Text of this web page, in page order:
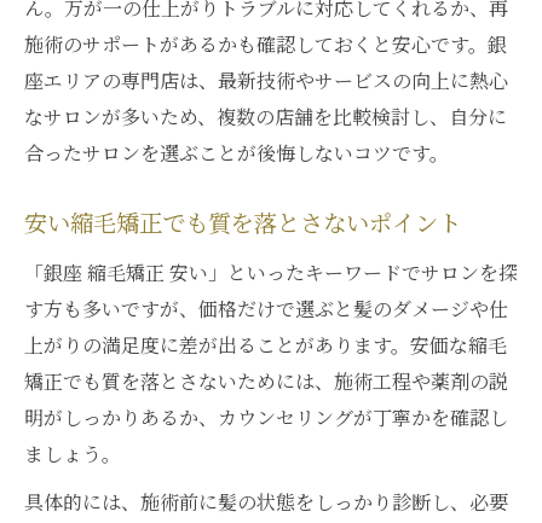
ん。万が一の仕上がりトラブルに対応してくれるか、再
施術のサポートがあるかも確認しておくと安心です。銀
座エリアの専門店は、最新技術やサービスの向上に熱心
なサロンが多いため、複数の店舗を比較検討し、自分に
合ったサロンを選ぶことが後悔しないコツです。
安い縮毛矯正でも質を落とさないポイント
「銀座 縮毛矯正 安い」といったキーワードでサロンを探
す方も多いですが、価格だけで選ぶと髪のダメージや仕
上がりの満足度に差が出ることがあります。安価な縮毛
矯正でも質を落とさないためには、施術工程や薬剤の説
明がしっかりあるか、カウンセリングが丁寧かを確認し
ましょう。
具体的には、施術前に髪の状態をしっかり診断し、必要